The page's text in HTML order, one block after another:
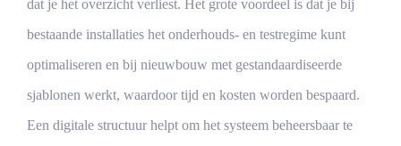
dat je het overzicht verliest. Het grote voordeel is dat je bij
bestaande installaties het onderhouds- en testregime kunt
optimaliseren en bij nieuwbouw met gestandaardiseerde
sjablonen werkt, waardoor tijd en kosten worden bespaard.
Een digitale structuur helpt om het systeem beheersbaar te